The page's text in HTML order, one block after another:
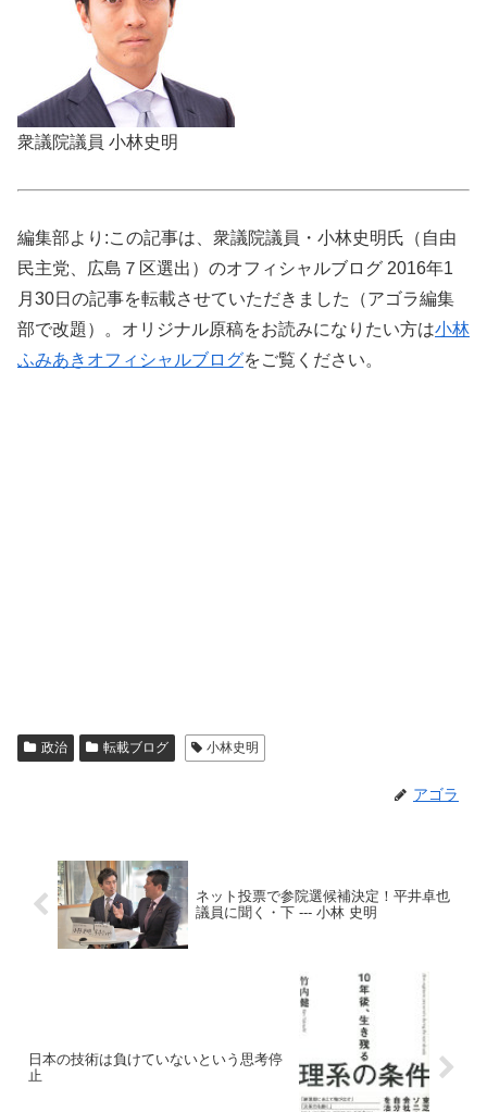
衆議院議員 小林史明
編集部より:この記事は、衆議院議員・小林史明氏（自由
民主党、広島７区選出）のオフィシャルブログ 2016年1
月30日の記事を転載させていただきました（アゴラ編集
部で改題）。オリジナル原稿をお読みになりたい方は小林
ふみあきオフィシャルブログをご覧ください。
政治 転載ブログ 小林史明
アゴラ
ネット投票で参院選候補決定！平井卓也
議員に聞く・下 --- 小林 史明
日本の技術は負けていないという思考停
止